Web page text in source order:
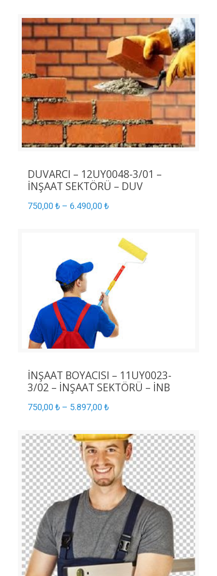
DUVARCI – 12UY0048-3/01 –
İNŞAAT SEKTÖRÜ – DUV
750,00 ₺– 6.490,00 ₺
İNŞAAT BOYACISI – 11UY0023-
3/02 – İNŞAAT SEKTÖRÜ – İNB
750,00 ₺– 5.897,00 ₺